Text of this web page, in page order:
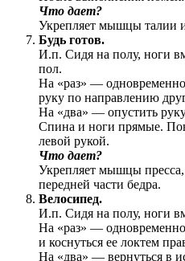
Что дает?
Укрепляет мышцы талии
Будь готов.
И.п. Сидя на полу, ноги
пол.
На «раз» —
руку по направлению
На «два» — опустить
Спина и ноги прямые.
левой рукой.
Что дает?
Укрепляет мышцы
передней части бедра.
Велосипед.
И.п. Сидя на полу, ноги
На «раз» —
и коснуться ее локтем
На «два» — вернуться в